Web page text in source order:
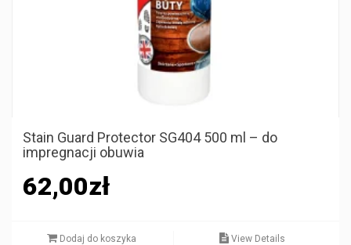
Stain Guard Protector SG404 500 ml – do
impregnacji obuwia
62,00zł
Dodaj do koszyka View Details